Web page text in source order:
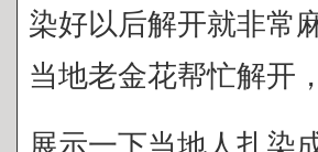
染好以后解开就非常
当地老金花帮忙解开
展示一下当地人扎染